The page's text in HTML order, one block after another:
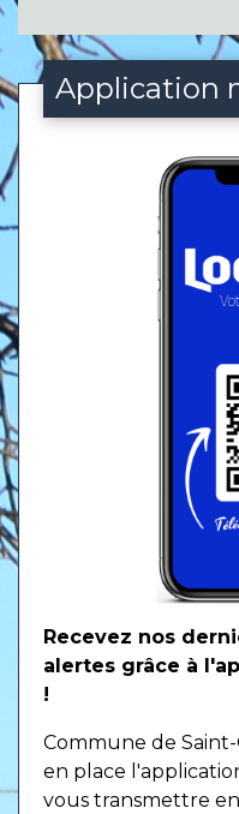
Application
Recevez nos
alertes grâce à
!
Commune de
en place
vous transmettre